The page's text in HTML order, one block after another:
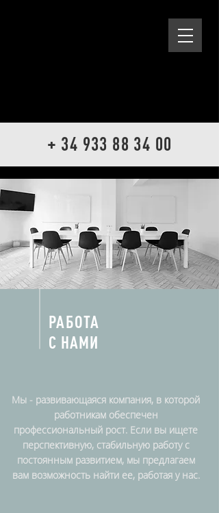
+ 34 933 88 34 00
РАБОТА
С НАМИ
Мы - развивающаяся компания, в которой
работникам обеспечен
профессиональный рост. Если вы ищете
перспективную, стабильную работу с
постоянным развитием, мы предлагаем
вам возможность найти ее, работая у нас.